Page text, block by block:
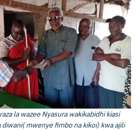
la wazee Nyasura wakikabidhi kiasi
mwenye fimbo na kikoi) kwa ajili